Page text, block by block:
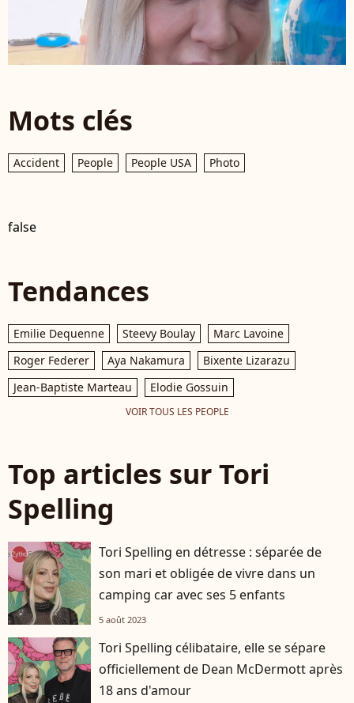
Mots clés
Accident People People USA Photo
false
Tendances
Emilie Dequenne Steevy Boulay
Marc Lavoine
Roger Federer
Aya Nakamura
Bixente Lizarazu
Jean-Baptiste Marteau
Elodie Gossuin
VOIR TOUS LES PEOPLE
Top articles sur Tori
Spelling
Tori Spelling en détresse : séparée de
son mari et obligée de vivre dans un
camping car avec ses 5 enfants
5 août 2023
Tori Spelling célibataire, elle se sépare
officiellement de Dean McDermott après
18 ans d'amour